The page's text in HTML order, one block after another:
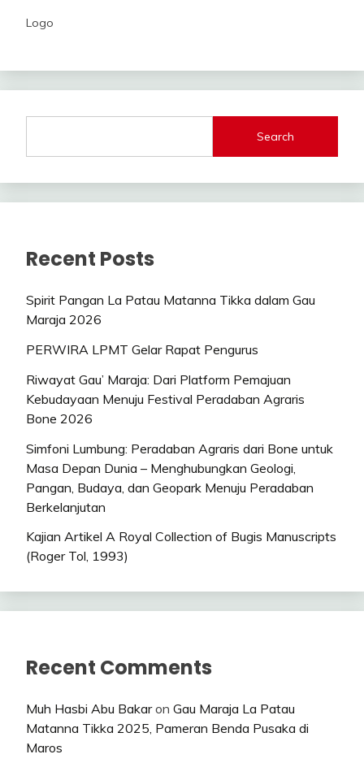
Logo
Search
Recent Posts
Spirit Pangan La Patau Matanna Tikka dalam Gau
Maraja 2026
PERWIRA LPMT Gelar Rapat Pengurus
Riwayat Gau’ Maraja: Dari Platform Pemajuan
Kebudayaan Menuju Festival Peradaban Agraris
Bone 2026
Simfoni Lumbung: Peradaban Agraris dari Bone untuk
Masa Depan Dunia – Menghubungkan Geologi,
Pangan, Budaya, dan Geopark Menuju Peradaban
Berkelanjutan
Kajian Artikel A Royal Collection of Bugis Manuscripts
(Roger Tol, 1993)
Recent Comments
Muh Hasbi Abu Bakaron Gau Maraja La Patau
Matanna Tikka 2025, Pameran Benda Pusaka di
Maros